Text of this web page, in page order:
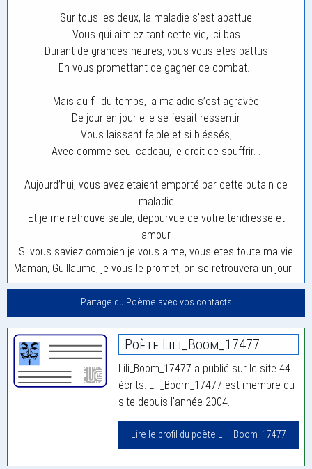
Sur tous les deux, la maladie s’est abattue
Vous qui aimiez tant cette vie, ici bas
Durant de grandes heures, vous vous etes battus
En vous promettant de gagner ce combat. .
Mais au fil du temps, la maladie s’est agravée
De jour en jour elle se fesait ressentir
Vous laissant faible et si bléssés,
Avec comme seul cadeau, le droit de souffrir. .
Aujourd’hui, vous avez etaient emporté par cette putain de
maladie
Et je me retrouve seule, dépourvue de votre tendresse et
amour
Si vous saviez combien je vous aime, vous etes toute ma vie
Maman, Guillaume, je vous le promet, on se retrouvera un jour. .
Partage du Poème avec vos contacts
Poète Lili_Boom_17477
Lili_Boom_17477 a publié sur le site 44
écrits. Lili_Boom_17477 est membre du
site depuis l'année 2004.
Lire le profil du poète Lili_Boom_17477